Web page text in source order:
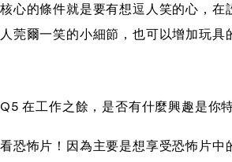
核心的條件就是要有想逗人笑的心，在
人莞爾一笑的小細節，也可以增加玩具
Q5 在工作之餘，是否有什麼興趣是你
看恐怖片！因為主要是想享受恐怖片中